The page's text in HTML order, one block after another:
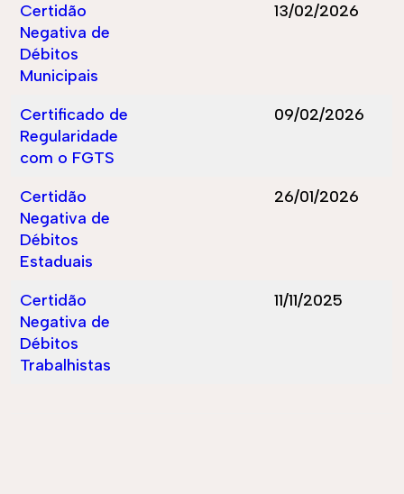
Certidão
Negativa de
Débitos
Municipais
13/02/2026
Certificado de
Regularidade
com o FGTS
09/02/2026
Certidão
Negativa de
Débitos
Estaduais
26/01/2026
Certidão
Negativa de
Débitos
Trabalhistas
11/11/2025